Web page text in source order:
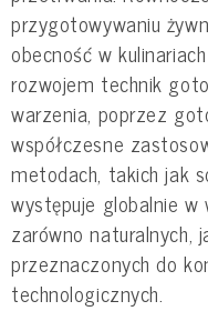
przygotowywaniu
obecność w
rozwojem technik
warzenia, poprzez
współczesne
metodach, takich jak
występuje globalnie
zarówno naturalnych,
przeznaczonych do
technologicznych.